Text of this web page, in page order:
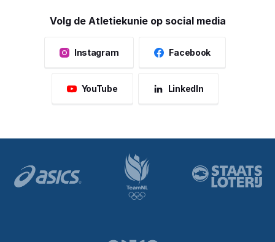
Volg de Atletiekunie op social media
Instagram Facebook
YouTube LinkedIn